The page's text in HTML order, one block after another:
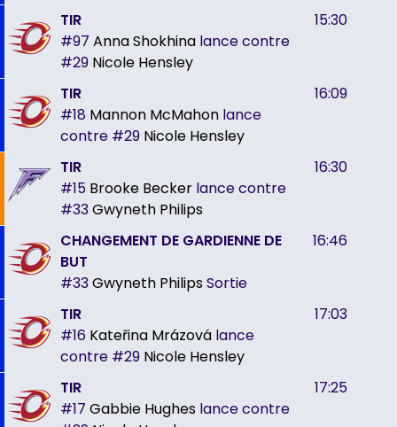
TIR
#97 Anna Shokhina lance contre
#29 Nicole Hensley
15:30
TIR
#18 Mannon McMahon lance
contre #29 Nicole Hensley
16:09
TIR
#15 Brooke Becker lance contre
#33Gwyneth Philips
16:30
CHANGEMENT DE GARDIENNE DE
BUT
#33Gwyneth PhilipsSortie
16:46
TIR
#16 Kateřina Mrázová lance
contre #29 Nicole Hensley
17:03
TIR
#17 Gabbie Hughes lance contre
17:25